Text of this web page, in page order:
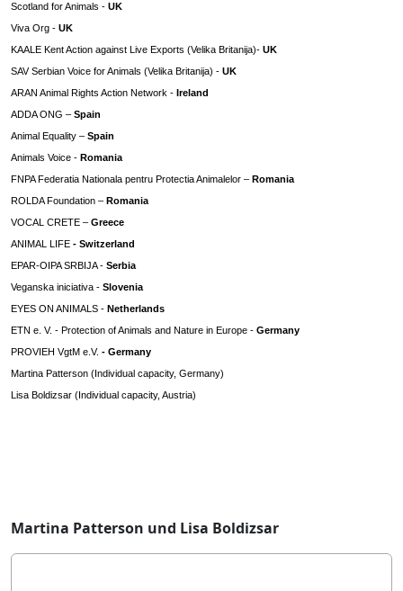
Scotland for Animals - UK
Viva Org - UK
KAALE Kent Action against Live Exports (Velika Britanija)- UK
SAV Serbian Voice for Animals (Velika Britanija) - UK
ARAN Animal Rights Action Network - Ireland
ADDA ONG – Spain
Animal Equality – Spain
Animals Voice - Romania
FNPA Federatia Nationala pentru Protectia Animalelor – Romania
ROLDA Foundation – Romania
VOCAL CRETE – Greece
ANIMAL LIFE - Switzerland
EPAR-OIPA SRBIJA - Serbia
Veganska iniciativa - Slovenia
EYES ON ANIMALS - Netherlands
ETN e. V. - Protection of Animals and Nature in Europe - Germany
PROVIEH VgtM e.V. - Germany
Martina Patterson (Individual capacity, Germany)
Lisa Boldizsar (Individual capacity, Austria)
Martina Patterson und Lisa Boldizsar